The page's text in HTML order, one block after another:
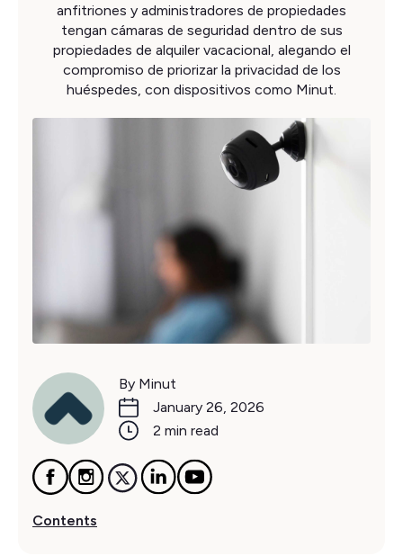
anfitriones y administradores de propiedades
tengan cámaras de seguridad dentro de sus
propiedades de alquiler vacacional, alegando el
compromiso de priorizar la privacidad de los
huéspedes, con dispositivos como Minut.
By Minut
January 26, 2026
2 min read
Contents